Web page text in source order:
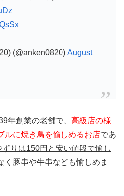
(@anken0820) August
年創業の老舗で、 高級店の様
ルに焼き鳥を愉しめるお店であ
ずりは150円と安い値段で愉し
く豚串や牛串なども愉しめま